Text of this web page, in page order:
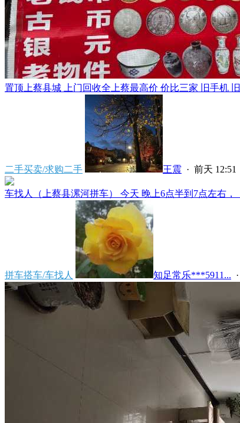
置顶 上蔡县城 上门回收全上蔡最高价 价比三家 旧手机
二手买卖/求购二手 王震 · 前天 12:51
车找人（上蔡县漯河拼车） 今天 晚上6点半到7点左右，
拼车搭车/车找人 知足常乐***5911... ·